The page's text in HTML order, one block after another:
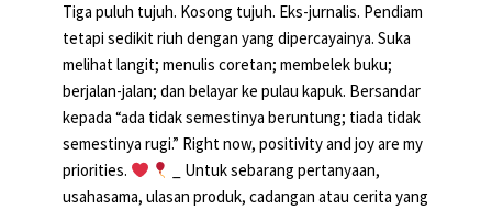
Tiga puluh tujuh. Kosong tujuh. Eks-jurnalis. Pendiam
tetapi sedikit riuh dengan yang dipercayainya. Suka
melihat langit; menulis coretan; membelek buku;
berjalan-jalan; dan belayar ke pulau kapuk. Bersandar
kepada “ada tidak semestinya beruntung; tiada tidak
semestinya rugi.” Right now, positivity and joy are my
priorities.
_ Untuk sebarang pertanyaan,
usahasama, ulasan produk, cadangan atau cerita yang